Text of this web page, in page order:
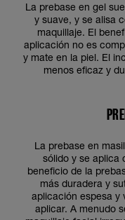
La prebase en gel
y suave, y se alisa
maquillaje. El
aplicación no es
y mate en la piel. El
menos eficaz y
La prebase en
sólido y se aplica
beneficio de la
más duradera y
aplicación espesa y
aplicar. A menudo